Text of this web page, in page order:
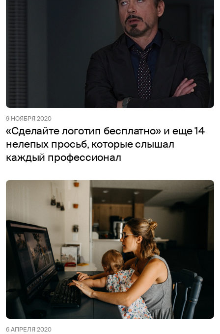
9 НОЯБРЯ 2020
«Сделайте логотип бесплатно» и еще 14
нелепых просьб, которые слышал
каждый профессионал
6 АПРЕЛЯ 2020